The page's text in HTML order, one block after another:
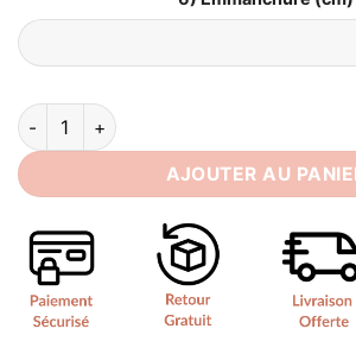
quantité de Robe de Mariée Trompette
AJOUTER AU